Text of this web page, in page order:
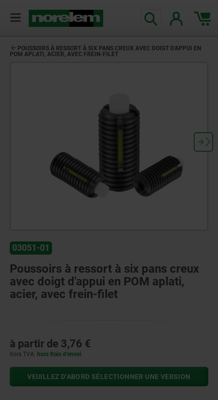
POUSSOIRS À RESSORT À SIX PANS CREUX AVEC DOIGT D'APPUI EN
POM APLATI, ACIER, AVEC FREIN-FILET
03051-01
Poussoirs à ressort à six pans creux
avec doigt d'appui en POM aplati,
acier, avec frein-filet
à partir de 3,76 €
hors TVA hors frais d’envoi
VEUILLEZ D’ABORD SÉLECTIONNER UNE VERSION